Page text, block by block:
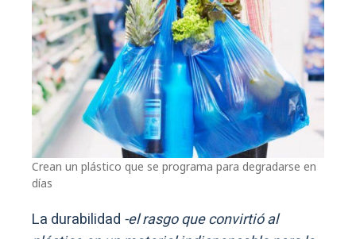
Crean un plástico que se programa para degradarse en
días
La durabilidad -el rasgo que convirtió al